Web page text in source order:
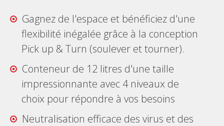
Gagnez de l'espace et bénéficiez d'une
flexibilité inégalée grâce à la conception
Pick up & Turn (soulever et tourner).
Conteneur de 12 litres d'une taille
impressionnante avec 4 niveaux de
choix pour répondre à vos besoins
Neutralisation efficace des virus et des